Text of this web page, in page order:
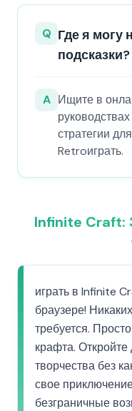
Q Где я могу
подсказки?
A Ищите в
стратегии
Retroиграть.
Infinite Craft:
играть в Infinite
браузере!
требуется.
крафта.
творчества без
свое
безграничные